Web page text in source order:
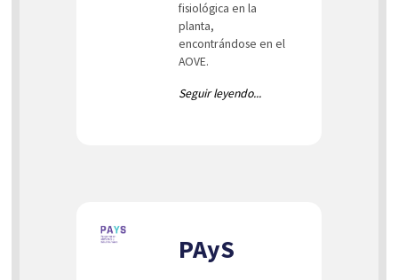
fisiológica en la
planta,
encontrándose en el
AOVE.
Seguir leyendo...
PAyS